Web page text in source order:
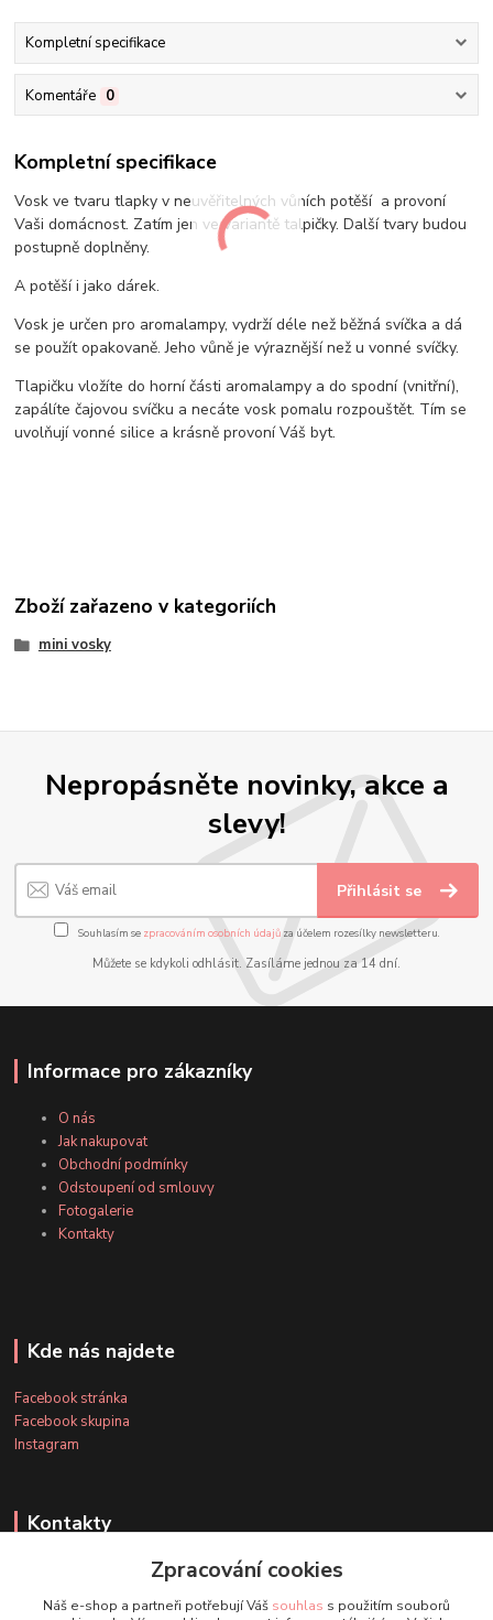
Kompletní specifikace
Komentáře 0
Kompletní specifikace
Vosk ve tvaru tlapky v neuvěřitelných vůních potěší a provoní
Vaši domácnost. Zatím jen ve variantě talpičky. Další tvary budou
postupně doplněny.
A potěší i jako dárek.
Vosk je určen pro aromalampy, vydrží déle než běžná svíčka a dá
se použít opakovaně. Jeho vůně je výraznější než u vonné svíčky.
Tlapičku vložíte do horní části aromalampy a do spodní (vnitřní),
zapálíte čajovou svíčku a necáte vosk pomalu rozpouštět. Tím se
uvolňují vonné silice a krásně provoní Váš byt.
Zboží zařazeno v kategoriích
mini vosky
Nepropásněte novinky, akce a
slevy!
Přihlásit se
Souhlasím se zpracováním osobních údajůza účelem rozesílky newsletteru.
Můžete se kdykoli odhlásit. Zasíláme jednou za 14 dní.
Informace pro zákazníky
O nás
Jak nakupovat
Obchodní podmínky
Odstoupení od smlouvy
Fotogalerie
Kontakty
Kde nás najdete
Facebook stránka
Facebook skupina
Instagram
Kontakty
+420 607 163 127
(Po-Pá, 8-20 hod., So-Ne, 8-14 hod.)
Zpracování cookies
Náš e-shop a partneři potřebují Váš souhlas s použitím souborů